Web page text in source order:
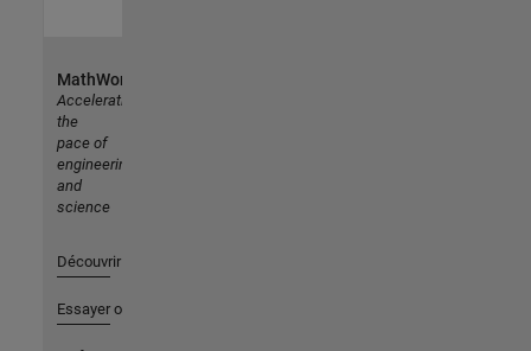
MathWorks
Accelerating
the
pace of
engineering
and
science
Découvrir les produits
Essayer ou acheter